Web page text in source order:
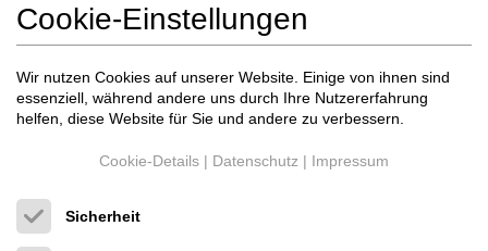
Cookie-Einstellungen
Wir nutzen Cookies auf unserer Website. Einige von ihnen sind
essenziell, während andere uns durch Ihre Nutzererfahrung
helfen, diese Website für Sie und andere zu verbessern.
Cookie-Details | Datenschutz | Impressum
Sicherheit